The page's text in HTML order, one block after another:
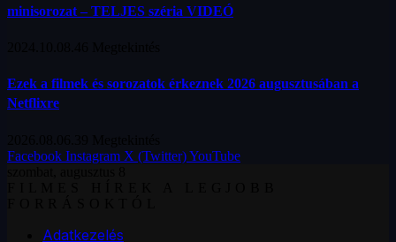
minisorozat – TELJES széria VIDEÓ
Ezek a filmek és sorozatok érkeznek 2026 augusztusában a
Netflixre
Facebook Instagram X (Twitter)YouTube
Adatkezelés